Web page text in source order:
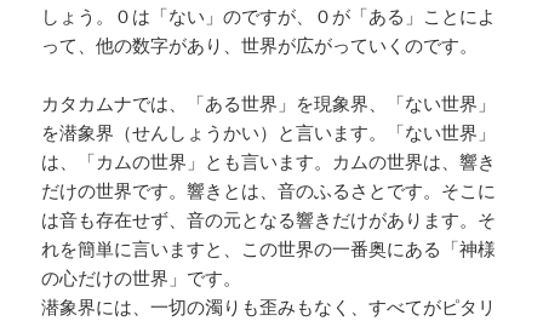
しょう。０は「ない」のですが、０が「ある」ことによ
って、他の数字があり、世界が広がっていくのです。
カタカムナでは、「ある世界」を現象界、「ない世界」
を潜象界（せんしょうかい）と言います。「ない世界」
は、「カムの世界」とも言います。カムの世界は、響き
だけの世界です。響きとは、音のふるさとです。そこに
は音も存在せず、音の元となる響きだけがあります。そ
れを簡単に言いますと、この世界の一番奥にある「神様
の心だけの世界」です。
潜象界には、一切の濁りも歪みもなく、すべてがピタリ